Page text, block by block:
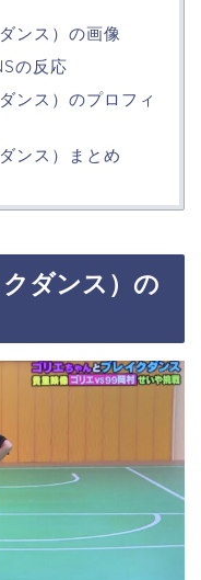
ンス）の画像
の反応
ンス）のプロフィ
ンス）まとめ
ダンス）の